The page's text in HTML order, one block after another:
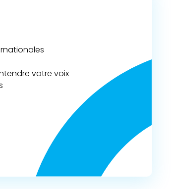
votre voix